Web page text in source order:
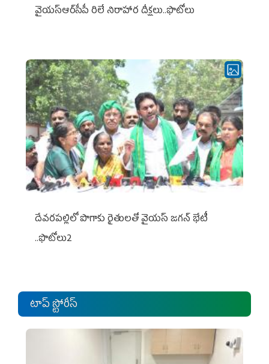
వైయ‌స్ఆర్‌సీపీ రిలే నిరాహార దీక్షలు..ఫొటోలు
దేవరపల్లిలో పొగాకు రైతులతో వైయస్ జగన్ భేటీ
..ఫొటోలు2
టాప్ స్టోరీస్